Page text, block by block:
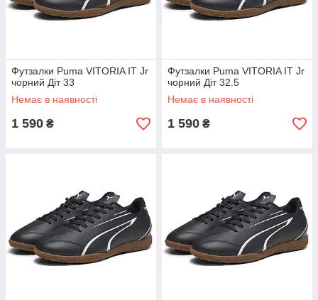
Футзалки Puma VITORIA IT Jr
чорний Діт 33
Немає в наявності
1 590 ₴
Футзалки Puma VITORIA IT Jr
чорний Діт 32.5
Немає в наявності
1 590 ₴